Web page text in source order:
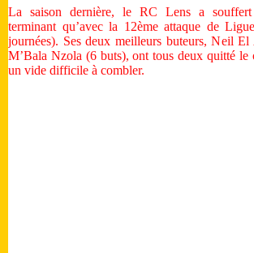
La saison dernière, le RC Lens a souffert
terminant qu’avec la 12ème attaque de
journées). Ses deux meilleurs buteurs, Neil
M’Bala Nzola (6 buts), ont tous deux quitté le
un vide difficile à combler.